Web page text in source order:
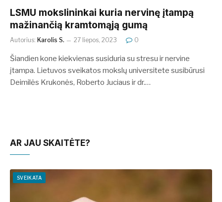
LSMU mokslininkai kuria nervinę įtampą
mažinančią kramtomąją gumą
Autorius: Karolis S. 27 liepos, 2023 0
Šiandien kone kiekvienas susiduria su stresu ir nervine
įtampa. Lietuvos sveikatos mokslų universitete susibūrusi
Deimilės Krukonės, Roberto Juciaus ir dr.…
AR JAU SKAITĖTE?
SVEIKATA